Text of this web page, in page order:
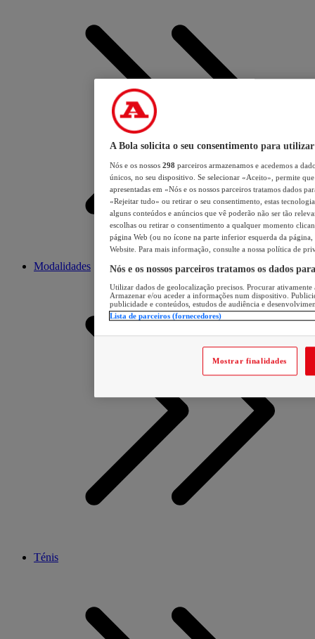
Modalidades
Ténis
A Bola solicita o seu consentimento para utilizar
Nós e os nossos 298 parceiros armazenamos e acedemos a
únicos, no seu dispositivo. Se selecionar «Aceito», permite
apresentadas em «Nós e os nossos parceiros tratamos dados
«Rejeitar tudo» ou retirar o seu consentimento, estas
alguns conteúdos e anúncios que vê poderão não ser tão
escolhas ou retirar o consentimento a qualquer momento
página Web (ou no ícone na parte inferior esquerda da página,
Website. Para mais informação, consulte a nossa política de
Nós e os nossos parceiros tratamos os dados
Utilizar dados de geolocalização precisos. Procurar
Armazenar e/ou aceder a informações num dispositivo.
publicidade e conteúdos, estudos de audiência e
Lista de parceiros (fornecedores)
Mostrar finalidades